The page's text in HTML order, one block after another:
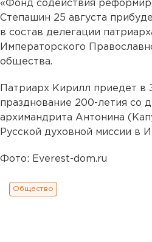
«Фонд содействия
Степашин 25 августа
в состав делегации
Императорского
общества.
Патриарх Кирилл приедет в
празднование 200-летия со
архимандрита Антонина
Русской духовной миссии в
Фото: Everest-dom.ru
Общество